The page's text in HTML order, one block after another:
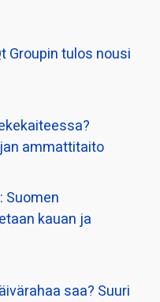
Groupin tulos nousi
ammattitaito
Suomen
kauan ja
saa? Suuri